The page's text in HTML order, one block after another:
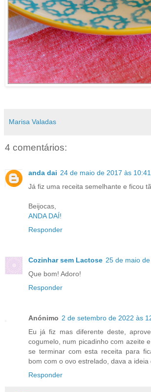
Marisa Valadas
4 comentários:
anda dai 24 de maio de 2017 às 10:41
Já fiz uma receita semelhante e ficou
Beijocas,
ANDA DAÍ!
Responder
Cozinhar sem Lactose 25 de maio
Que bom! Adoro!
Responder
Anónimo 2 de setembro de 2022 às
Eu já fiz mas diferente deste,
cogumelo, num picadinho com azeite
se terminar com esta receita para
bom com o ovo estrelado, dava a
Responder